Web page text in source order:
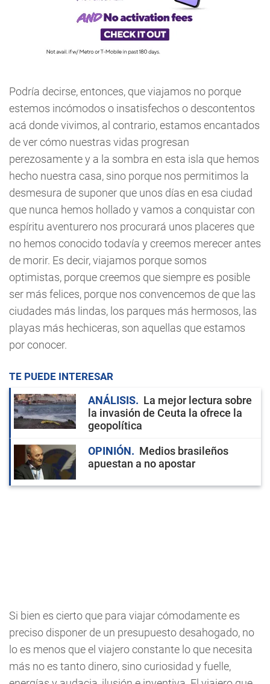
Podría decirse, entonces, que viajamos no porque
estemos incómodos o insatisfechos o descontentos
acá donde vivimos, al contrario, estamos encantados
de ver cómo nuestras vidas progresan
perezosamente y a la sombra en esta isla que hemos
hecho nuestra casa, sino porque nos permitimos la
desmesura de suponer que unos días en esa ciudad
que nunca hemos hollado y vamos a conquistar con
espíritu aventurero nos procurará unos placeres que
no hemos conocido todavía y creemos merecer antes
de morir. Es decir, viajamos porque somos
optimistas, porque creemos que siempre es posible
ser más felices, porque nos convencemos de que las
ciudades más lindas, los parques más hermosos, las
playas más hechiceras, son aquellas que estamos
por conocer.
TE PUEDE INTERESAR
ANÁLISIS
La mejor lectura sobre
la invasión de Ceuta la ofrece la
geopolítica
OPINIÓN
Medios brasileños
apuestan a no apostar
Si bien es cierto que para viajar cómodamente es
preciso disponer de un presupuesto desahogado, no
lo es menos que el viajero constante lo que necesita
más no es tanto dinero, sino curiosidad y fuelle,